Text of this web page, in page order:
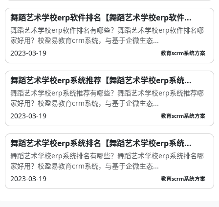
舞蹈艺术学校erp软件排名【舞蹈艺术学校erp软件...
舞蹈艺术学校erp软件排名有哪些？舞蹈艺术学校erp软件排名哪
家好用？校盈易教育crm系统，与基于企微生态...
2023-03-19
教育scrm系统方案
舞蹈艺术学校erp系统推荐【舞蹈艺术学校erp系统...
舞蹈艺术学校erp系统推荐有哪些？舞蹈艺术学校erp系统推荐哪
家好用？校盈易教育crm系统，与基于企微生态...
2023-03-19
教育scrm系统方案
舞蹈艺术学校erp系统排名【舞蹈艺术学校erp系统...
舞蹈艺术学校erp系统排名有哪些？舞蹈艺术学校erp系统排名哪
家好用？校盈易教育crm系统，与基于企微生态...
2023-03-19
教育scrm系统方案